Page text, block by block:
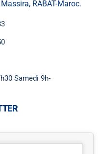
RABAT-Maroc.
Samedi 9h-